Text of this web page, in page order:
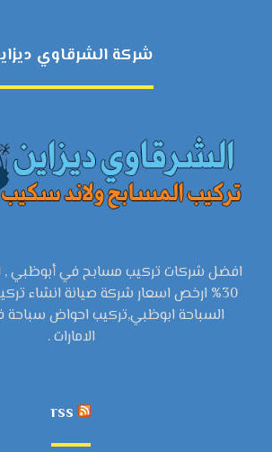
شركة الشرقاوي
افضل شركات تركيب مسابح في أبوظبي
30% ارخص اسعار شركة صيانة انشاء
السباحة ابوظبي,تركيب احواض
الامارات .
rss